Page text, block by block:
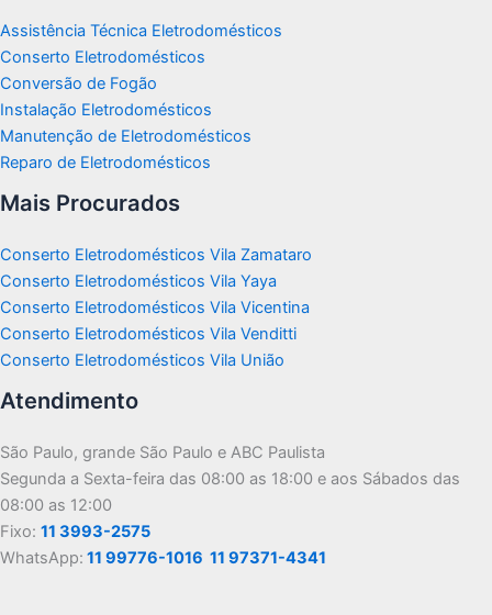
Assistência Técnica Eletrodomésticos
Conserto Eletrodomésticos
Conversão de Fogão
Instalação Eletrodomésticos
Manutenção de Eletrodomésticos
Reparo de Eletrodomésticos
Mais Procurados
Conserto Eletrodomésticos Vila Zamataro
Conserto Eletrodomésticos Vila Yaya
Conserto Eletrodomésticos Vila Vicentina
Conserto Eletrodomésticos Vila Venditti
Conserto Eletrodomésticos Vila União
Atendimento
São Paulo, grande São Paulo e ABC Paulista
Segunda a Sexta-feira das 08:00 as 18:00 e aos Sábados das
08:00 as 12:00
Fixo: 11 3993-2575
WhatsApp: 11 99776-1016 11 97371-4341